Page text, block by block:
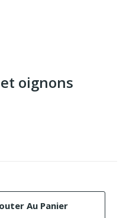
oignons
Au Panier